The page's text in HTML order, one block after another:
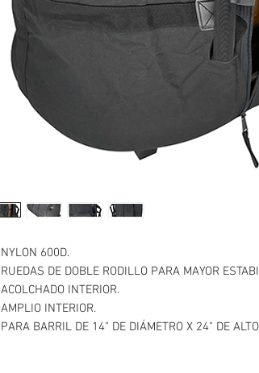
NYLON 600D.
RUEDAS DE DOBLE RODILLO PARA MAYOR
ACOLCHADO INTERIOR.
AMPLIO INTERIOR.
PARA BARRIL DE 14" DE DIÁMETRO X 24" DE ALTO